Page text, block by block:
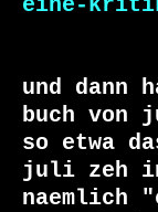
eine-
und dann
buch von
so etwa
juli zeh
naemlich